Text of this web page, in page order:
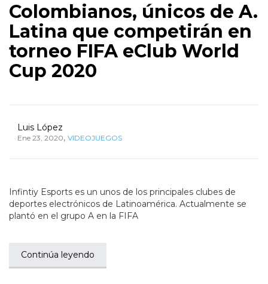
Colombianos, únicos de A.
Latina que competirán en
torneo FIFA eClub World
Cup 2020
Luis López
Ene 23, 2020, VIDEOJUEGOS
Infintiy Esports es un unos de los principales clubes de
deportes electrónicos de Latinoamérica. Actualmente se
plantó en el grupo A en la FIFA
Continúa leyendo